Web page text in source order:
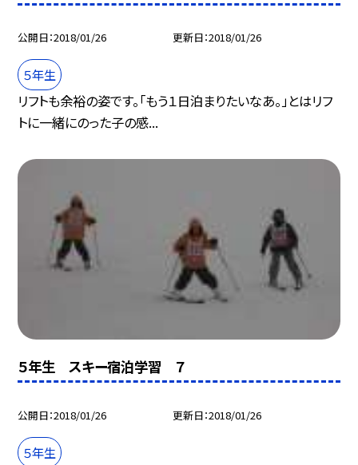
公開日 2018/01/26 更新日 2018/01/26
５年生
リフトも余裕の姿です。「もう１日泊まりたいなあ。」とはリフ
トに一緒にのった子の感...
５年生 スキー宿泊学習 ７
公開日 2018/01/26 更新日 2018/01/26
５年生